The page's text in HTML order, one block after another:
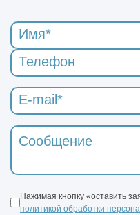
Нажимая кнопку «оставить
политикой обработки